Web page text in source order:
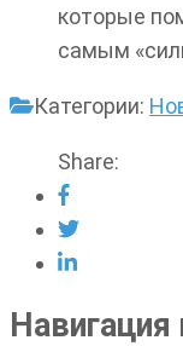
которые
самым
Категории:
Share:
Навигация